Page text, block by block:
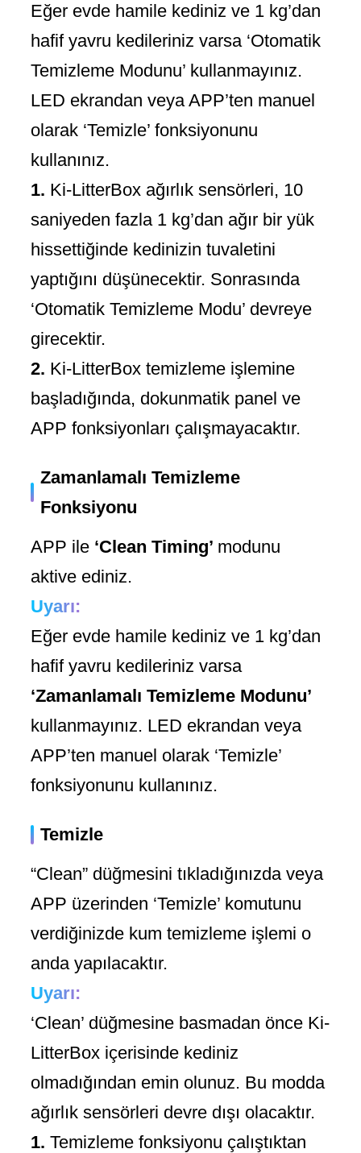
Eğer evde hamile kediniz ve 1 kg’dan
hafif yavru kedileriniz varsa ‘Otomatik
Temizleme Modunu’ kullanmayınız.
LED ekrandan veya APP’ten manuel
olarak ‘Temizle’ fonksiyonunu
kullanınız.
1. Ki-LitterBox ağırlık sensörleri, 10
saniyeden fazla 1 kg’dan ağır bir yük
hissettiğinde kedinizin tuvaletini
yaptığını düşünecektir. Sonrasında
‘Otomatik Temizleme Modu’ devreye
girecektir.
2. Ki-LitterBox temizleme işlemine
başladığında, dokunmatik panel ve
APP fonksiyonları çalışmayacaktır.
Zamanlamalı Temizleme
Fonksiyonu
APP ile ‘Clean Timing’ modunu
aktive ediniz.
Uyarı:
Eğer evde hamile kediniz ve 1 kg’dan
hafif yavru kedileriniz varsa
‘Zamanlamalı Temizleme Modunu’
kullanmayınız. LED ekrandan veya
APP’ten manuel olarak ‘Temizle’
fonksiyonunu kullanınız.
Temizle
“Clean” düğmesini tıkladığınızda veya
APP üzerinden ‘Temizle’ komutunu
verdiğinizde kum temizleme işlemi o
anda yapılacaktır.
Uyarı:
‘Clean’ düğmesine basmadan önce Ki-
LitterBox içerisinde kediniz
olmadığından emin olunuz. Bu modda
ağırlık sensörleri devre dışı olacaktır.
1. Temizleme fonksiyonu çalıştıktan